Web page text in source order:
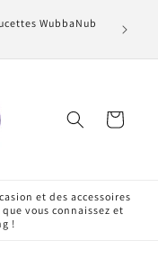
WubbaNub
Panier
et des accessoires
vous connaissez et
!